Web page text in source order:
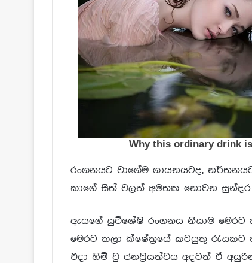
රංගනයට වාගේම ගායනයටද,
කාගේ සිත් වලත් අමතක නොවන
ඇයගේ සුවිශේෂි රංගනය නිසාම මෙරට
මෙරට කලා ක්ෂේත්‍රයේ කටයුතු
එදා හිමි වු ජනප්‍රියත්වය අදටත් ඒ